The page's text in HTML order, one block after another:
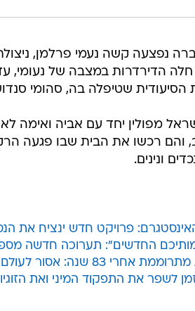
חלה הדירדרות במצבה של
הסיעודית שטיפלה בה, סהומי
מפולין יחד עם אביה ואימה
ונינים.
האינסטגרם: פרויקט חדש ינציח את
החדשים": תערוכה חדשה
אסור לעולם החופשי לתת לה להרים ראש
לשפר את התפקוד המיני ואת